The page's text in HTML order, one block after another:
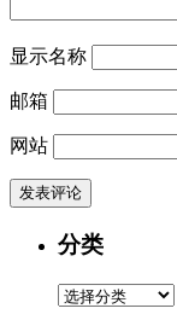
显示名称
邮箱
网站
分类
分